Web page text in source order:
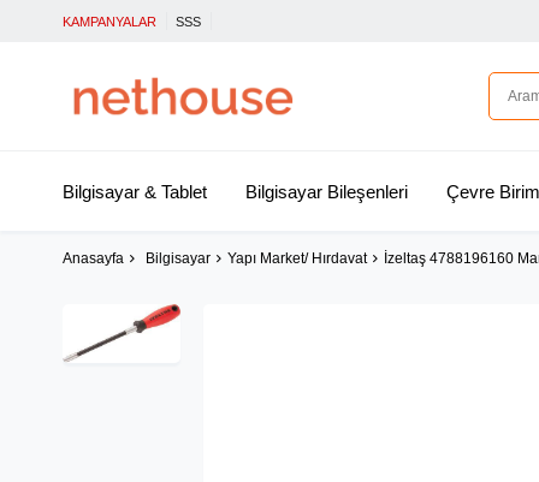
KAMPANYALAR SSS
Bilgisayar & Tablet Bilgisayar Bileşenleri Çevre
Anasayfa Bilgisayar Yapı Market/ Hırdavat İzeltaş 4788196160